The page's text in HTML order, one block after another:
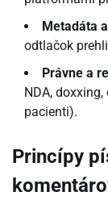
Metadáta
odtlačok
Právne a
NDA,
pacienti).
Princípy